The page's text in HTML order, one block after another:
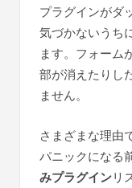
プラグインがダ
気づかないうち
ます。フォーム
部が消えたりし
ません。
さまざまな理由
パニックになる
みプラグインリ